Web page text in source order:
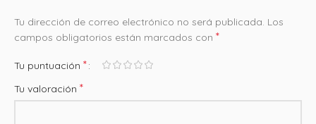
Tu dirección de correo electrónico no será publicada. Los
campos obligatorios están marcados con *
Tu puntuación *
Tu valoración *